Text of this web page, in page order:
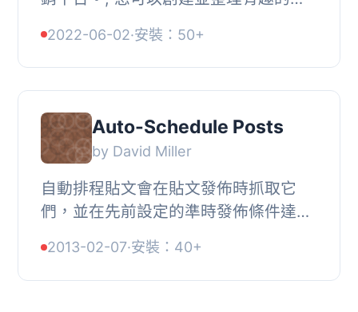
KudaniConnect 可以幫助使用者輕鬆
連接 KudaniCloud 和...
2022-06-02·安裝：50+
Auto-Schedule Posts
by David Miller
自動排程貼文會在貼文發佈時抓取它
們，並在先前設定的準時發佈條件達成
圍、限制發佈日期，並指定貼文間的最
小時間間隔。
2013-02-07·安裝：40+